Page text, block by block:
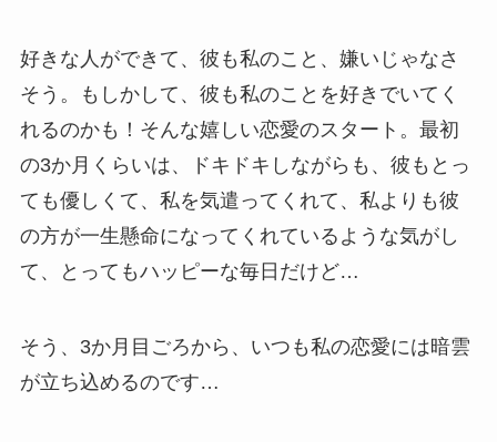
好きな人ができて、彼も私のこと、嫌いじゃなさ
そう。もしかして、彼も私のことを好きでいてく
れるのかも！そんな嬉しい恋愛のスタート。最初
の3か月くらいは、ドキドキしながらも、彼もとっ
ても優しくて、私を気遣ってくれて、私よりも彼
の方が一生懸命になってくれているような気がし
て、とってもハッピーな毎日だけど…
そう、3か月目ごろから、いつも私の恋愛には暗雲
が立ち込めるのです…